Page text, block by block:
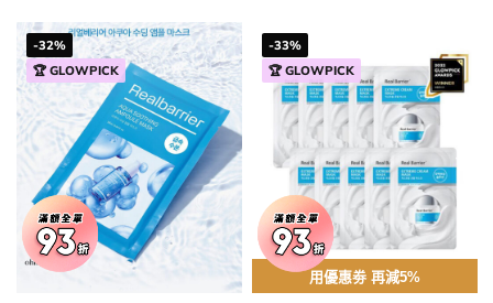
-32%
🏆 GLOWPICK
-33%
🏆 GLOWPICK
用優惠劵 再減5%